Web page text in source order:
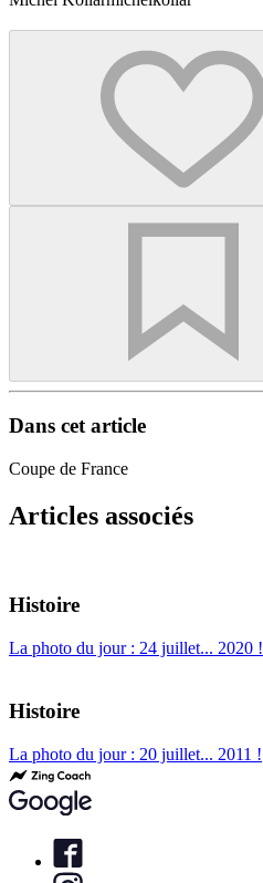
Dans cet article
Coupe de France
Articles associés
Histoire
La photo du jour : 24 juillet... 2020 !
Histoire
La photo du jour : 20 juillet... 2011 !